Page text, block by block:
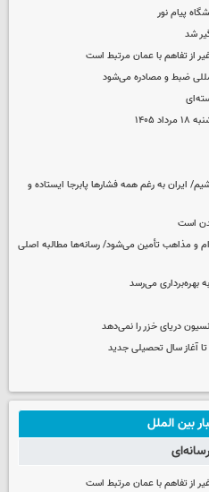
پیام نور
شد
از تفاهم با عمان مرتبط است
ضبط و مصادره می‌شود
ایران به رغم همه فشارها پابرجا ایستاده و
است
و مذاهب تأمین می‌شود/ رسانه‌ها مطالبه اصلی
بهره‌برداری می‌رسد
دریای خزر را نمی‌دهد
بین الملل
از تفاهم با عمان مرتبط است